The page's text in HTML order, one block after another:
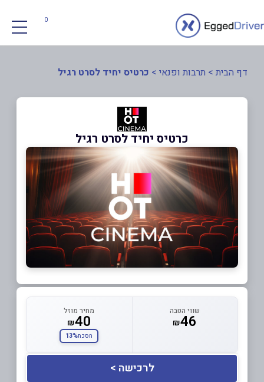
0
דף הבית > תרבות ופנאי > כרטיס יחיד לסרט רגיל
כרטיס יחיד לסרט רגיל
שווי הטבה
₪46
מחיר מוזל
₪40
חסכת13%
לרכישה >